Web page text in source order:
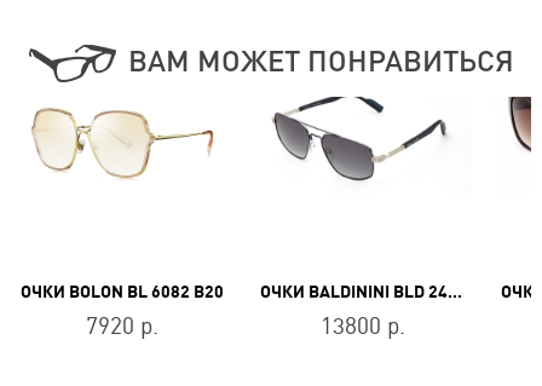
ВАМ МОЖЕТ ПОНРАВИТЬСЯ
ОЧКИ BOLON BL 6082 B20
7920 р.
ОЧКИ BALDININI BLD 2437 MM 302
13800 р.